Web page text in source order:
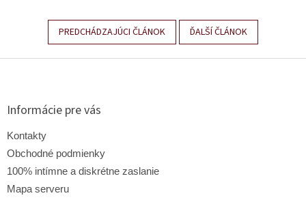
PREDCHÁDZAJÚCI ČLÁNOK ĎALŠÍ ČLÁNOK
Z
Informácie pre vás
Kontakty
Obchodné podmienky
100% intímne a diskrétne zaslanie
Mapa serveru